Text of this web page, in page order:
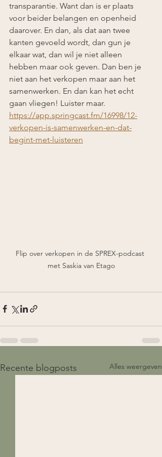
transparantie. Want dan is er plaats
voor beider belangen en openheid
daarover. En dan, als dat aan twee
kanten gevoeld wordt, dan gun je
elkaar wat, dan wil je niet alleen
hebben maar ook geven. Dan ben je
niet aan het verkopen maar aan het
samenwerken. En dan kan het echt
gaan vliegen! Luister maar.
https://app.springcast.fm/16998/12-
verkopen-is-samenwerken-en-dat-
begint-met-luisteren
Flip over verkopen in de SPREX-podcast
met Saskia van Etago
Recente blogposts Alles weergeven